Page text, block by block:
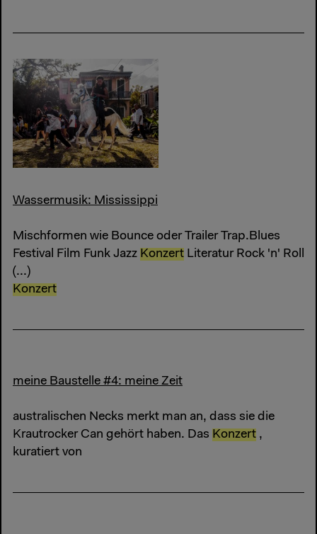
Wassermusik: Mississippi
Mischformen wie Bounce oder Trailer Trap.Blues
Festival Film Funk Jazz Konzert Literatur Rock 'n' Roll
(...)
Konzert
meine Baustelle #4: meine Zeit
australischen Necks merkt man an, dass sie die
Krautrocker Can gehört haben. Das Konzert ,
kuratiert von